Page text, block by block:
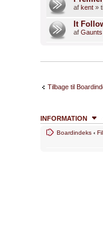
af kent »
It
af
Tilbage til
INFORMATION
Boardindeks ‹